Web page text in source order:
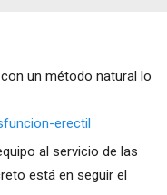
un método natural lo
erectil
al servicio de las
está en seguir el